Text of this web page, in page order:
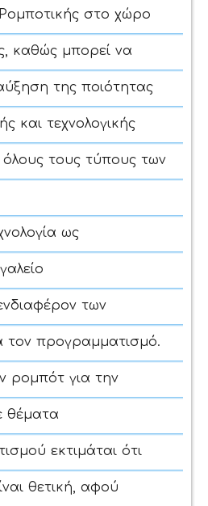
στο χώρο
καθώς μπορεί να
της ποιότητας
και τεχνολογικής
τους τύπους των
ως
των
τον προγραμματισμό.
ρομπότ για την
θέματα
εκτιμάται ότι
θετική, αφού